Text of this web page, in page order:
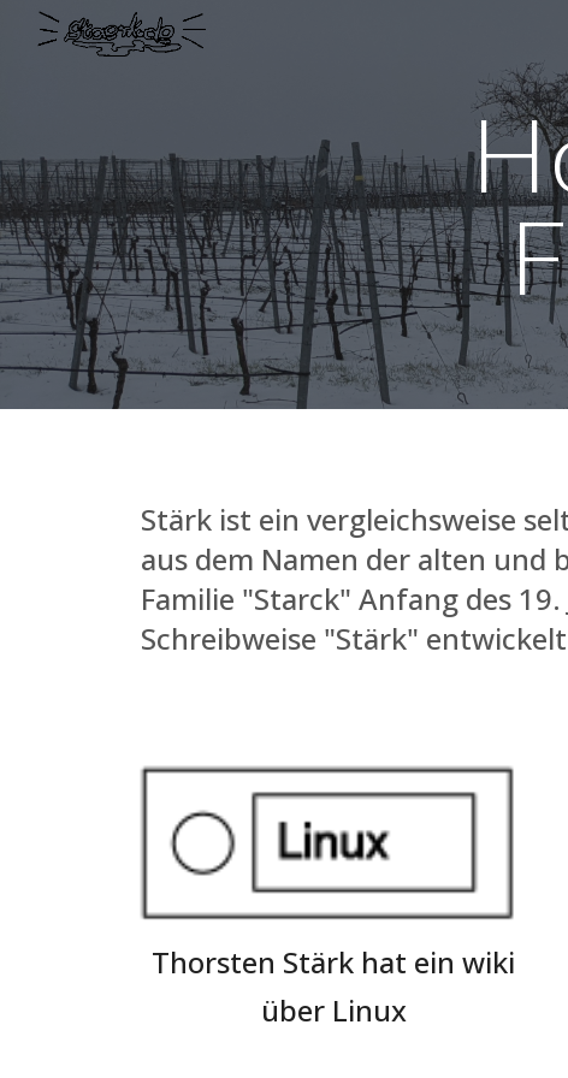
Skip
Stärk ist ein vergleichsweise
aus dem Namen der alten und
Familie "Starck" Anfang des
Schreibweise "Stärk"
Thorsten Stärk hat ein wiki
über Linux